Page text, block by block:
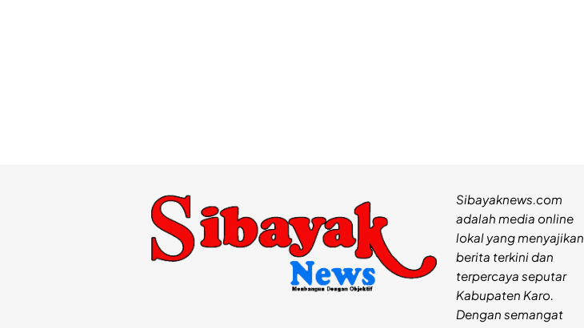
Sibayaknews.com
adalah media online
lokal yang menyajikan
berita terkini dan
terpercaya seputar
Kabupaten Karo.
Dengan semangat